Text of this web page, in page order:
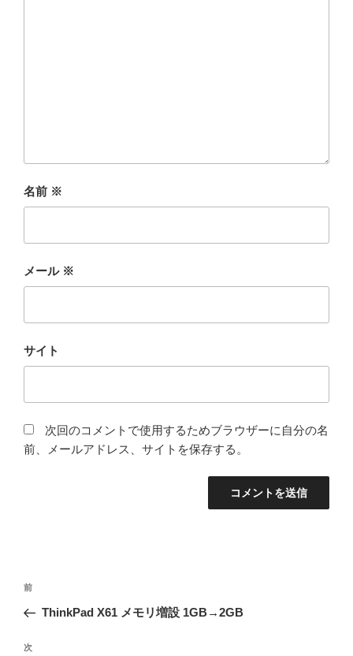
名前 ※
メール ※
サイト
次回のコメントで使用するためブラウザーに自分の名
前、メールアドレス、サイトを保存する。
投
ナ
ビ
前
の
稿
前
ThinkPad X61 メモリ増設 1GB→2GB
次
次